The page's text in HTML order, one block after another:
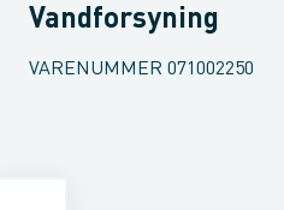
Vandforsyning
VARENUMMER 071002250